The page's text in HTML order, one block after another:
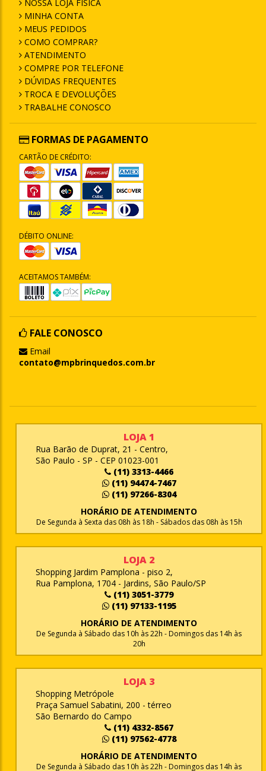
NOSSA LOJA FÍSICA
MINHA CONTA
MEUS PEDIDOS
COMO COMPRAR?
ATENDIMENTO
COMPRE POR TELEFONE
DÚVIDAS FREQUENTES
TROCA E DEVOLUÇÕES
TRABALHE CONOSCO
FORMAS DE PAGAMENTO
CARTÃO DE CRÉDITO:
DÉBITO ONLINE:
ACEITAMOS TAMBÉM:
FALE CONOSCO
Email
contato@mpbrinquedos.com.br
LOJA 1
Rua Barão de Duprat, 21 - Centro,
São Paulo - SP - CEP 01023-001
(11) 3313-4466
(11) 94474-7467
(11) 97266-8304
HORÁRIO DE ATENDIMENTO
De Segunda à Sexta das 08h às 18h - Sábados das 08h às 15h
LOJA 2
Shopping Jardim Pamplona - piso 2,
Rua Pamplona, 1704 - Jardins, São Paulo/SP
(11) 3051-3779
(11) 97133-1195
HORÁRIO DE ATENDIMENTO
De Segunda à Sábado das 10h às 22h - Domingos das 14h às
20h
LOJA 3
Shopping Metrópole
Praça Samuel Sabatini, 200 - térreo
São Bernardo do Campo
(11) 4332-8567
(11) 97562-4778
HORÁRIO DE ATENDIMENTO
De Segunda à Sábado das 10h às 22h - Domingos das 14h às